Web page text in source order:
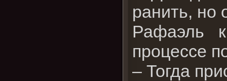
ранить, но
Рафаэль
процессе
– Тогда